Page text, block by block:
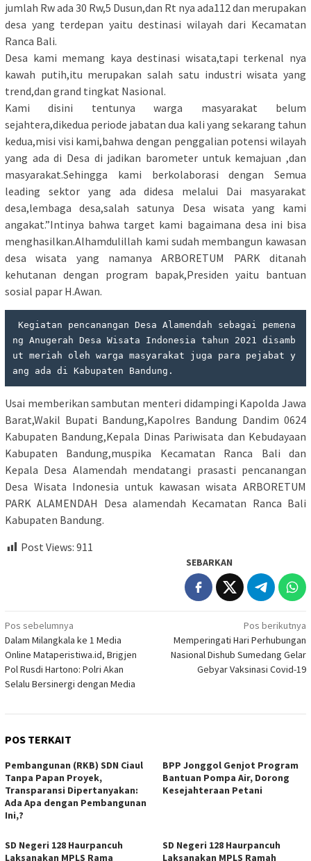
jumlah Rw ada 30 Rw,5 Dusun,dan Rt nya ada112 dan merupakan
desa yang terdepan yaitu destinasi wilayah dari Kecamatan
Ranca Bali.
Desa kami memang kaya destinasi wisata,tapi terkenal nya
kawah putih,itu merupakan salah satu industri wisata yang
trend,dan grand tingkat Nasional.
Kami disini tentunya warga masyarakat belum
sejahtera,dikedua periode jabatan dua kali yang sekarang tahun
kedua,misi visi kami,bahwa dengan penggalian potensi wilayah
yang ada di Desa di jadikan barometer untuk kemajuan ,dan
masyarakat.Sehingga kami berkolaborasi dengan Semua
leading sektor yang ada didesa melalui Dai masyarakat
desa,lembaga desa,salah satunya Desa wisata yang kami
angakat.”Intinya bahwa target kami bagaimana desa ini bisa
menghasilkan.Alhamdulillah kami sudah membangun kawasan
desa wisata yang namanya ARBORETUM PARK ditanah
kehutanan dengan program bapak,Presiden yaitu bantuan
sosial papar H.Awan.
ng Anugerah Desa Wisata Indonesia tahun 2021 disamb
ut meriah oleh warga masyarakat juga para pejabat y
ang ada di Kabupaten Bandung.
Usai memberikan sambutan menteri didampingi Kapolda Jawa
Barat,Wakil Bupati Bandung,Kapolres Bandung Dandim 0624
Kabupaten Bandung,Kepala Dinas Pariwisata dan Kebudayaan
Kabupaten Bandung,muspika Kecamatan Ranca Bali dan
Kepala Desa Alamendah mendatangi prasasti pencanangan
Desa Wisata Indonesia untuk kawasan wisata ARBORETUM
PARK ALAMENDAH Desa alamendah Kecamatan Ranca Bali
Kabupaten Bandung.
Post Views: 911
SEBARKAN
Navigasi
pos
Pos sebelumnya
Dalam Milangkala ke 1 Media
Online Mataperistiwa.id, Brigjen
Pol Rusdi Hartono: Polri Akan
Selalu Bersinergi dengan Media
Pos berikutnya
Memperingati Hari Perhubungan
Nasional Dishub Sumedang Gelar
Gebyar Vaksinasi Covid-19
POS TERKAIT
Pembangunan (RKB) SDN Ciaul
Tanpa Papan Proyek,
Transparansi Dipertanyakan:
Ada Apa dengan Pembangunan
Ini,?
BPP Jonggol Genjot Program
Bantuan Pompa Air, Dorong
Kesejahteraan Petani
SD Negeri 128 Haurpancuh
Laksanakan MPLS Rama
SD Negeri 128 Haurpancuh
Laksanakan MPLS Ramah